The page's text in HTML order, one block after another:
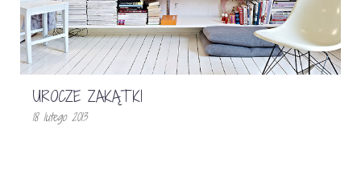
UROCZE ZAKĄTKI
18 lutego 2013